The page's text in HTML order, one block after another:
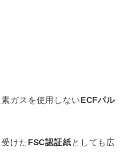
ガスを使用しないECFパル
けた FSC認証紙 としても広